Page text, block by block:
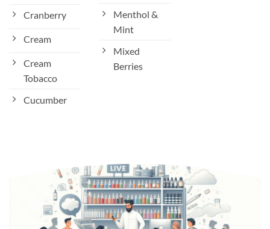
Cranberry
Cream
Cream
Tobacco
Cucumber
Menthol &
Mint
Mixed
Berries